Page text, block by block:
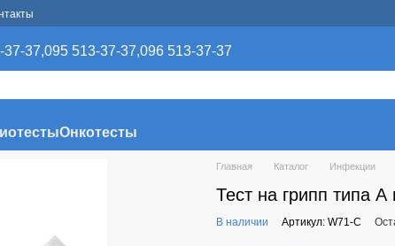
37-37,095 513-37-37,096 513-37-37
Онкотесты
Главная Каталог Инфекции
Тест на грипп типа
В наличии Артикул: W71-C